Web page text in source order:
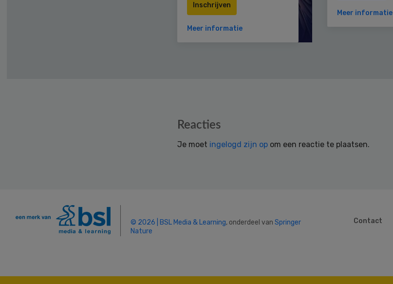
Inschrijven
Meer informatie
Meer informatie
Reacties
Je moet ingelogd zijn op om een reactie te plaatsen.
© 2026 | BSL Media & Learning, onderdeel van Springer
Nature
Contact